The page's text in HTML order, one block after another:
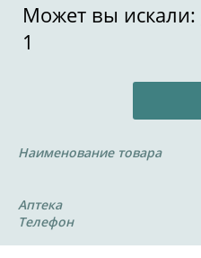
Может вы искали:
1
Наименование товара
Аптека
Телефон